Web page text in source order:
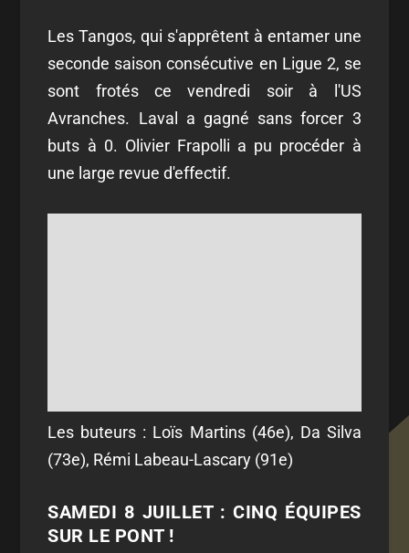
Les Tangos, qui s'apprêtent à entamer une
seconde saison consécutive en Ligue 2, se
sont frotés ce vendredi soir à l'US
Avranches. Laval a gagné sans forcer 3
buts à 0. Olivier Frapolli a pu procéder à
une large revue d'effectif.
Les buteurs : Loïs Martins (46e), Da Silva
(73e), Rémi Labeau-Lascary (91e)
SAMEDI 8 JUILLET : CINQ ÉQUIPES
SUR LE PONT !